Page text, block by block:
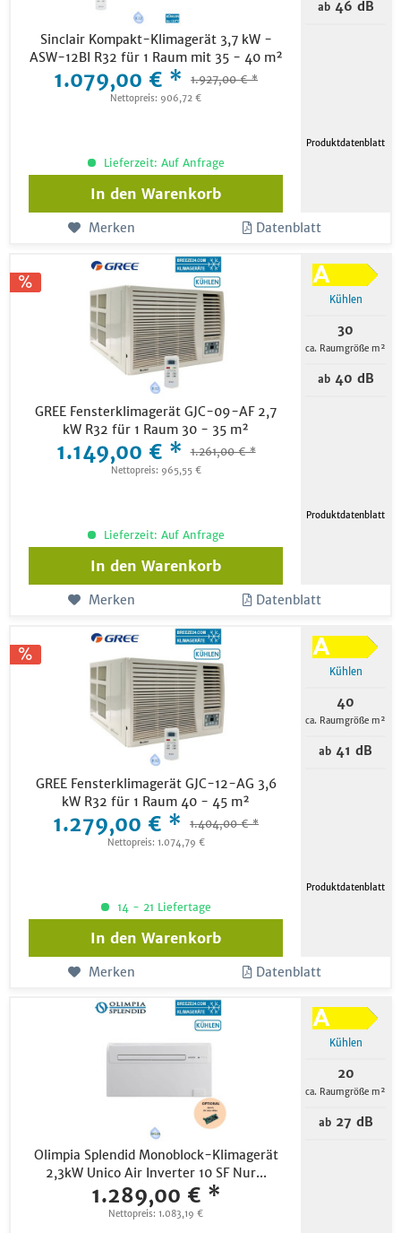
Sinclair Kompakt-Klimagerät 3,7 kW -
ASW-12BI R32 für 1 Raum mit 35 - 40 m²
1.079,00 € * 1.927,00 € *
Nettopreis: 906,72 €
ab46 dB
Produktdatenblatt
Lieferzeit: Auf Anfrage
In den Warenkorb
Merken Datenblatt
GREE Fensterklimagerät GJC-09-AF 2,7
kW R32 für 1 Raum 30 - 35 m²
1.149,00 € * 1.261,00 € *
Nettopreis: 965,55 €
Kühlen
30
ca. Raumgröße m²
ab40 dB
Produktdatenblatt
Lieferzeit: Auf Anfrage
In den Warenkorb
Merken Datenblatt
GREE Fensterklimagerät GJC-12-AG 3,6
kW R32 für 1 Raum 40 - 45 m²
1.279,00 € * 1.404,00 € *
Nettopreis: 1.074,79 €
Kühlen
40
ca. Raumgröße m²
ab 41 dB
Produktdatenblatt
14 - 21 Liefertage
In den Warenkorb
Merken Datenblatt
Olimpia Splendid Monoblock-Klimagerät
2,3kW Unico Air Inverter 10 SF Nur...
1.289,00 € *
Nettopreis: 1.083,19 €
Kühlen
20
ca. Raumgröße m²
ab27 dB